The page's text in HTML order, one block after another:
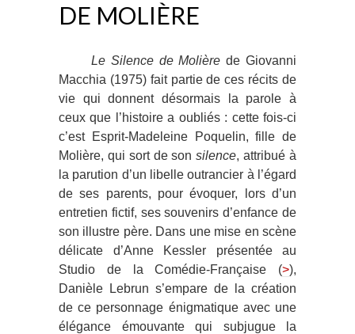
DE MOLIÈRE
Le Silence de Molière de Giovanni
Macchia (1975) fait partie de ces récits de
vie qui donnent désormais la parole à
ceux que l’histoire a oubliés : cette fois-ci
c’est Esprit-Madeleine Poquelin, fille de
Molière, qui sort de sonsilence, attribué à
la parution d’un libelle outrancier à l’égard
de ses parents, pour évoquer, lors d’un
entretien fictif, ses souvenirs d’enfance de
son illustre père. Dans une mise en scène
délicate d’Anne Kessler présentée au
Studio de la Comédie-Française (>),
Danièle Lebrun s’empare de la création
de ce personnage énigmatique avec une
élégance émouvante qui subjugue la